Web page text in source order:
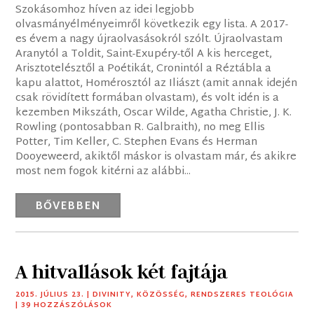
Szokásomhoz híven az idei legjobb
olvasmányélményeimről következik egy lista. A 2017-
es évem a nagy újraolvasásokról szólt. Újraolvastam
Aranytól a Toldit, Saint-Exupéry-től A kis herceget,
Arisztotelésztől a Poétikát, Cronintól a Réztábla a
kapu alattot, Homérosztól az Iliászt (amit annak idején
csak rövidített formában olvastam), és volt idén is a
kezemben Mikszáth, Oscar Wilde, Agatha Christie, J. K.
Rowling (pontosabban R. Galbraith), no meg Ellis
Potter, Tim Keller, C. Stephen Evans és Herman
Dooyeweerd, akiktől máskor is olvastam már, és akikre
most nem fogok kitérni az alábbi...
BŐVEBBEN
A hitvallások két fajtája
2015. JÚLIUS 23. |DIVINITY,KÖZÖSSÉG,RENDSZERES TEOLÓGIA
| 39 HOZZÁSZÓLÁSOK